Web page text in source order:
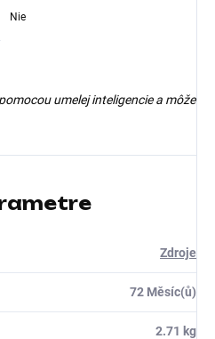
Nie
umelej inteligencie a môže
Zdroje
72 Měsíc(ů)
2.71 kg